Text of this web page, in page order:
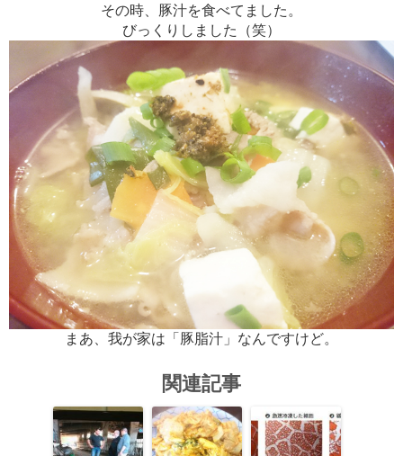
その時、豚汁を食べてました。
びっくりしました（笑）
まあ、我が家は「豚脂汁」なんですけど。
関連記事